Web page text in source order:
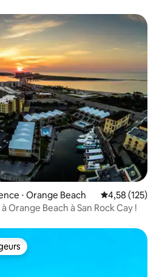
⋅ Orange Beach Évaluation
4,58 (125)
Orange Beach à San Rock Cay !
les plus appréciés